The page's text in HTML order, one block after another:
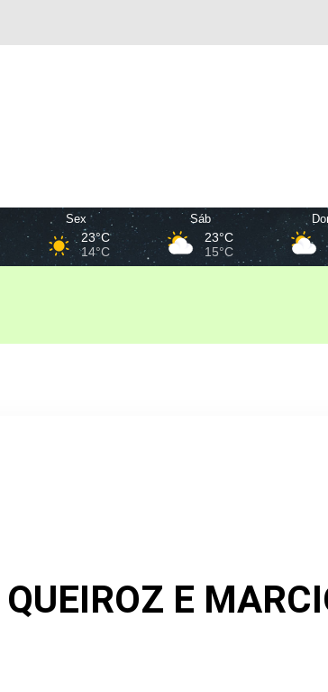
Sex
23°C
14°C
Sáb
23°C
15°C
E